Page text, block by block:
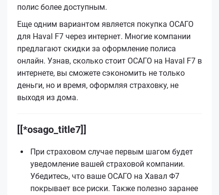
полис более доступным.
Еще одним вариантом является покупка ОСАГО
для Haval F7 через интернет. Многие компании
предлагают скидки за оформление полиса
онлайн. Узнав, сколько стоит ОСАГО на Haval F7 в
интернете, вы сможете сэкономить не только
деньги, но и время, оформляя страховку, не
выходя из дома.
[[*osago_title7]]
При страховом случае первым шагом будет
уведомление вашей страховой компании.
Убедитесь, что ваше ОСАГО на Хавал Ф7
покрывает все риски. Также полезно заранее